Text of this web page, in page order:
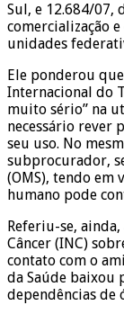
Sul, e 12.684/07,
comercialização
unidades
Ele ponderou
Internacional do
muito sério” na
necessário rever
seu uso. No
subprocurador,
(OMS), tendo em
humano pode
Referiu-se,
Câncer (INC)
contato com o
da Saúde
dependências de